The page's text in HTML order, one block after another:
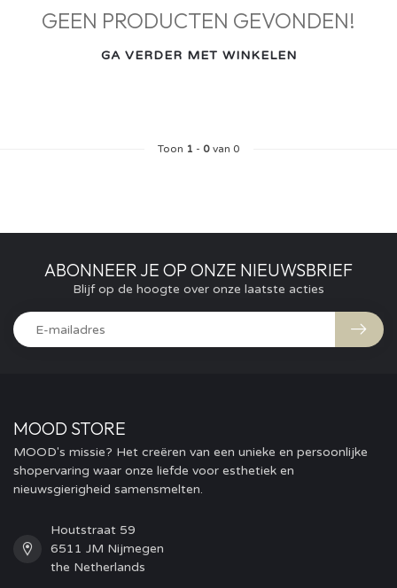
GEEN PRODUCTEN GEVONDEN!
GA VERDER MET WINKELEN
Toon 1 - 0van 0
ABONNEER JE OP ONZE NIEUWSBRIEF
Blijf op de hoogte over onze laatste acties
MOOD STORE
MOOD's missie? Het creëren van een unieke en persoonlijke
shopervaring waar onze liefde voor esthetiek en
nieuwsgierigheid samensmelten.
Houtstraat 59
6511 JM Nijmegen
the Netherlands